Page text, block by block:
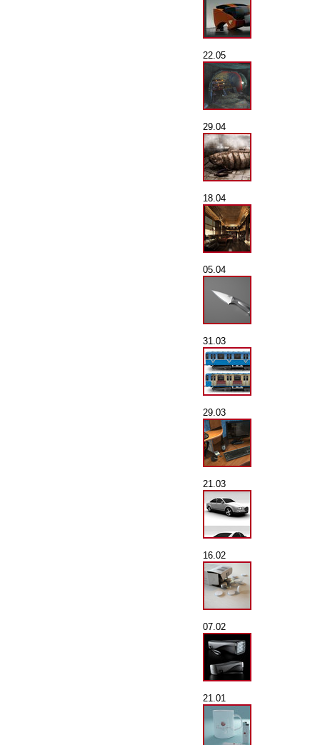
22.05
29.04
18.04
05.04
31.03
29.03
21.03
16.02
07.02
21.01